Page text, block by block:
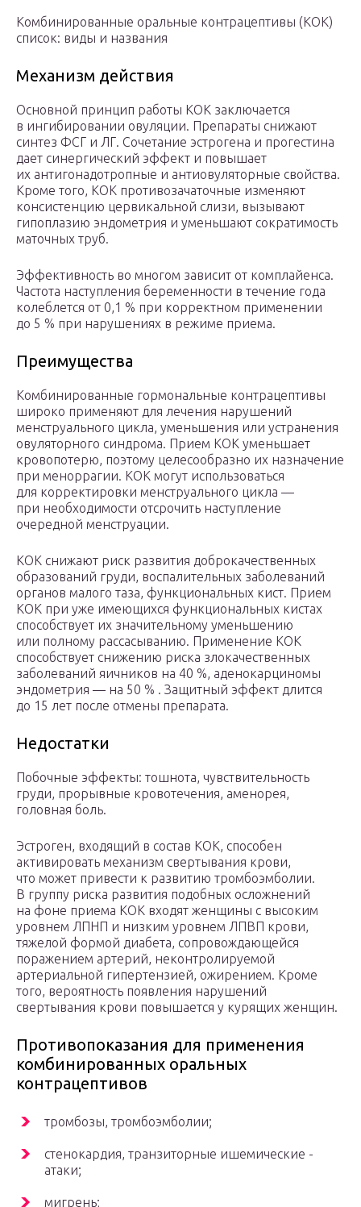
Комбинированные оральные контрацептивы (КОК)
список: виды и названия
Механизм действия
Основной принцип работы КОК заключается
в ингибировании овуляции. Препараты снижают
синтез ФСГ и ЛГ. Сочетание эстрогена и прогестина
дает синергический эффект и повышает
их антигонадотропные и антиовуляторные свойства.
Кроме того, КОК противозачаточные изменяют
консистенцию цервикальной слизи, вызывают
гипоплазию эндометрия и уменьшают сократимость
маточных ­труб.
Эффективность во многом зависит от комплайенса.
Частота наступления беременности в течение года
колеблется от 0,1 % при корректном применении
до 5 % при нарушениях в режиме ­приема.
Преимущества
Комбинированные гормональные контрацептивы
широко применяют для лечения нарушений
менструального цикла, уменьшения или устранения
овуляторного синдрома. Прием КОК уменьшает
кровопотерю, поэтому целесообразно их назначение
при меноррагии. КОК могут использоваться
для корректировки менструального цикла —
при необходимости отсрочить наступление
очередной ­менструации.
КОК снижают риск развития доброкачественных
образований груди, воспалительных заболеваний
органов малого таза, функциональных кист. Прием
КОК при уже имеющихся функциональных кистах
способствует их значительному уменьшению
или полному рассасыванию. Применение КОК
способствует снижению риска злокачественных
заболеваний яичников на 40 %, аденокарциномы
эндометрия — на 50 % . Защитный эффект длится
до 15 лет после отмены ­препарата.
Недостатки
Побочные эффекты: тошнота, чувствительность
груди, прорывные кровотечения, аменорея,
головная ­боль.
Эстроген, входящий в состав КОК, способен
активировать механизм свертывания крови,
что может привести к развитию тромбоэмболии.
В группу риска развития подобных осложнений
на фоне приема КОК входят женщины с высоким
уровнем ЛПНП и низким уровнем ЛПВП крови,
тяжелой формой диабета, сопровождающейся
поражением артерий, неконтролируемой
артериальной гипертензией, ожирением. Кроме
того, вероятность появления нарушений
свертывания крови повышается у курящих ­женщин.
Противопоказания для применения
комбинированных оральных
контрацептивов
тромбозы, ­тромбоэмболии;
стенокардия, транзиторные ишемические ­
атаки;
мигрень;